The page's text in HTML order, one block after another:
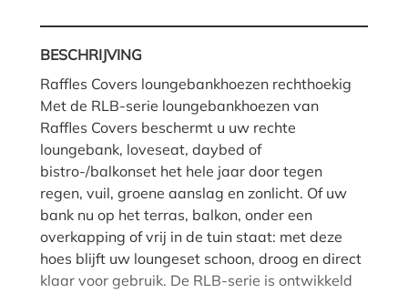
BESCHRIJVING
Raffles Covers loungebankhoezen rechthoekig
Met de RLB-serie loungebankhoezen van
Raffles Covers beschermt u uw rechte
loungebank, loveseat, daybed of
bistro-/balkonset het hele jaar door tegen
regen, vuil, groene aanslag en zonlicht. Of uw
bank nu op het terras, balkon, onder een
overkapping of vrij in de tuin staat: met deze
hoes blijft uw loungeset schoon, droog en direct
klaar voor gebruik. De RLB-serie is ontwikkeld